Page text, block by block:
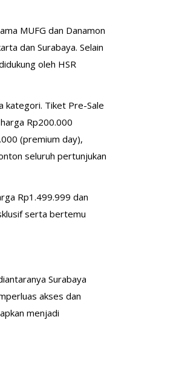
MUFG dan Danamon
dan Surabaya. Selain
oleh HSR
kategori. Tiket Pre-Sale
Rp200.000
(premium day),
seluruh pertunjukan
Rp1.499.999 dan
serta bertemu
Surabaya
akses dan
menjadi